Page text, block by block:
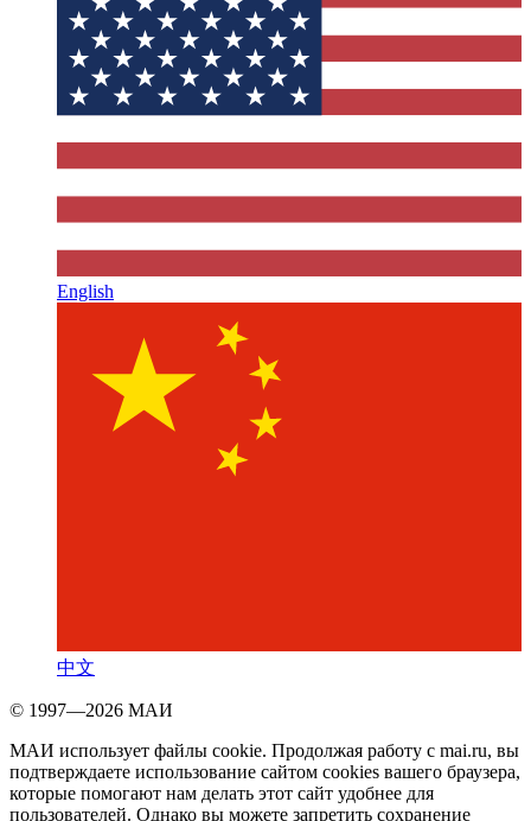
English
中文
© 1997—2026 МАИ
МАИ использует файлы cookie. Продолжая работу с mai.ru, вы
подтверждаете использование сайтом cookies вашего браузера,
которые помогают нам делать этот сайт удобнее для
пользователей. Однако вы можете запретить сохранение